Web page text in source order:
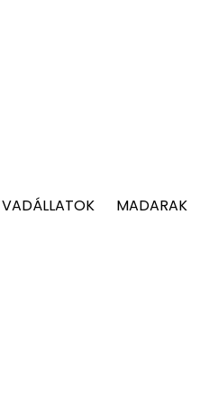
VADÁLLATOK MADARAK